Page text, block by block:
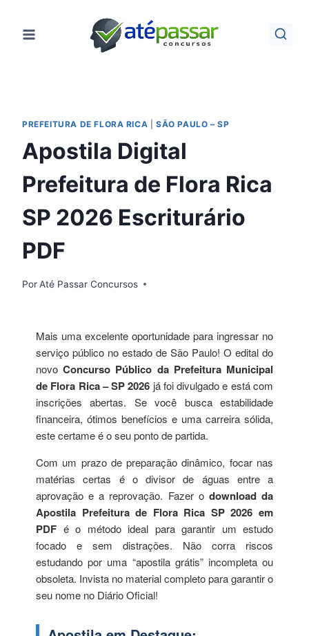
para
PREFEITURA DE FLORA RICA |SÃO PAULO – SP
Apostila Digital
Prefeitura de Flora Rica
SP 2026 Escriturário
PDF
PorAté Passar Concursos
Mais uma excelente oportunidade para ingressar no
serviço público no estado de São Paulo! O edital do
novoConcurso Público da Prefeitura Municipal
de Flora Rica – SP 2026 já foi divulgado e está com
inscrições abertas. Se você busca estabilidade
financeira, ótimos benefícios e uma carreira sólida,
este certame é o seu ponto de partida.
Com um prazo de preparação dinâmico, focar nas
matérias certas é o divisor de águas entre a
aprovação e a reprovação. Fazer o download da
Apostila Prefeitura de Flora Rica SP 2026 em
PDF é o método ideal para garantir um estudo
focado e sem distrações. Não corra riscos
estudando por uma “apostila grátis” incompleta ou
obsoleta. Invista no material completo para garantir o
seu nome no Diário Oficial!